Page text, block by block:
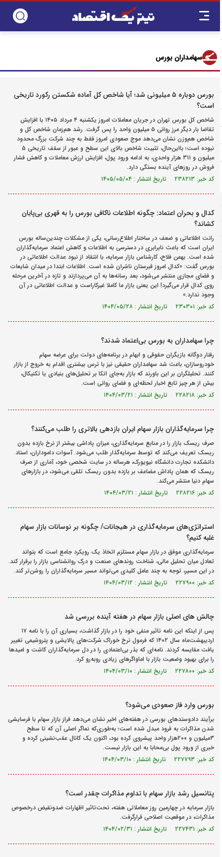
سهامداران بورس
بورس دوباره ۵ میلیونی شد؛ آیا شاخص کل آماده شکستن رکورد تاریخی
است؟
شاخص کل بورس تهران در جریان معاملات امروز یکشنبه ۴ مرداد ۱۴۰۵ با افزایش
تقاضا بار دیگر مرز روانی ۵ میلیون واحد را پس گرفت. رشد هم‌زمان شاخص کل و
شاخص هم‌وزن نشان می‌دهد موج صعودی امروز فقط به چند شرکت بزرگ محدود
نبوده است؛ بااین‌حال، تثبیت شاخص بالای این سطح و عبور از سقف تاریخی ۵
میلیون و ۳۱۱ هزار واحدی، به ادامه ورود پول، افزایش ارزش معاملات و کاهش فشار
فروش در روزهای آینده بستگی دارد.
کد خبر: ۲۳۸۲۱۳ تاریخ انتشار : ۱۴۰۵/۰۵/۰۴
کدال و بحران اعتماد: چگونه اطلاعات ناکافی بورس را به قهری بی‌پایان
کشاند؟
رانت اطلاعاتی و ضعف در ساختار اطلاع‌رسانی، یکی از مشکلات چندین‌ساله بورس
ایران است که باعث نابرابری در دسترسی به اطلاعات و کاهش اعتماد سرمایه‌گذاران
شده است. بهمن فلاح، کارشناس بازار سرمایه، با انتقاد از نبود عدالت اطلاعاتی در
بورس گفت: «کدال امروز قبرستان ناشران شده است. اطلاعات ابتدا در میدان شایعات
و فضای مجازی منتشر می‌شود، بعد رسانه‌ها به آن می‌پردازند و تازه در آخرین مرحله
روی کدال قرار می‌گیرد! این یعنی بازار ما کاملا غیرکاراست و عدالت اطلاعاتی در آن
وجود ندارد.»
کد خبر: ۲۳۰۳۰۱ تاریخ انتشار : ۱۴۰۴/۰۵/۲۸
چرا سهامداران به بورس بی‌اعتماد شدند؟
رفتار دوگانه بازیگران حقوقی و ابهام در برنامه‌های دولت برای عرضه سهام
خودروسازان، باعث شد سهامداران حقیقی نیز با ترس بیشتری اقدام به خروج از بازار
کنند. تحلیلگران بر این باورند که بازار به‌جای اتکا بر تحلیل‌های بنیادی یا تکنیکال،
بیش از هر چیز تابع اخبار لحظه‌‌‌‌‌ای و فضای روانی است.
کد خبر: ۲۲۸۲۱۸ تاریخ انتشار : ۱۴۰۴/۰۳/۲۱
چرا سرمایه‌گذاران بازار سهام ایران بازدهی بالاتری را طلب می‌کنند؟
صرف ریسک بازار را در منابع سرمایه‌گذاری، میزان پاداشی بیشتر از نرخ بازده بدون
ریسک تعریف می‌کند که توسط سرمایه‌گذار طلب می‌شود. آسوات داموداران، استاد
دانشکده تجارت دانشگاه نیویورک، هرساله در سایت شخصی خود، آماری از صرف
ریسک که همان پاداش مضاعف بر بازده بدون ریسک تلقی می‌شود، در بازارهای
سهام دنیا منتشر می‌کند.
کد خبر: ۲۲۸۲۱۶ تاریخ انتشار : ۱۴۰۴/۰۳/۲۱
استراتژی‌های سرمایه‌گذاری در هیجانات/ چگونه بر نوسانات بازار سهام
غلبه کنیم؟
سرمایه‌گذاری موفق در بازار سهام مستلزم اتخاذ یک رویکرد جامع است که بتواند
تعادل میان تحلیل مالی، شناخت روندهای صنعت و درک روانشناسی بازار را برقرار کند.
در این مسیر، توجه به چند عامل کلیدی می‌تواند مسیر سرمایه‌گذاران را روشن‌تر کند.
کد خبر: ۲۲۷۹۰۰ تاریخ انتشار : ۱۴۰۴/۰۳/۱۲
چالش های اصلی بازار سهام در هفته آینده بررسی شد
پس از اینکه این نامه تاثیر منفی خود را در بازار گذاشت، بسیاری آن را با نامه ۱۷
اردیبهشت‌ماه سال ۱۴۰۲ که فرمول نرخ خوراک شرکت‌های پالایشی و پتروشیمی تغییر
یافت مقایسه کردند. نامه‌ای که بذر بی‌اعتمادی را در دل سرمایه‌گذاران کاشت و امیدها
را برای بهبود وضعیت بازار با اماواگرهای زیادی روبه‌رو کرد.
کد خبر: ۲۲۷۸۰۰ تاریخ انتشار : ۱۴۰۴/۰۳/۱۰
بورس وارد فاز صعودی می‌شود؟
برآیند دادوستدهای بورسی در هفته‌های اخیر نشان می‌دهد فراز بازار سهام با فرسایشی
شدن مذاکرات به فرود مبدل شده است؛ به‌طوری‌که نماگر اصلی آن که تا سطح
۳میلیون و ۲۰۰هزار واحد پیشروی کرده بود، اکنون یک کانال عقب‌نشینی کرده و
خبری از ورود پول بی‌محابا به این بازار نیست.
کد خبر: ۲۲۷۷۹۳ تاریخ انتشار : ۱۴۰۴/۰۳/۱۰
پتانسیل رشد بازار سهام با تداوم مذاکرات چقدر است؟
بازار سرمایه در چهارمین روز معاملاتی هفته، تحت‌تاثیر اظهارات ضد‌ونقیض درخصوص
مذاکرات، در موقعیت اصلاحی قرارگرفت.
کد خبر: ۲۲۷۴۳۱ تاریخ انتشار : ۱۴۰۴/۰۲/۳۱